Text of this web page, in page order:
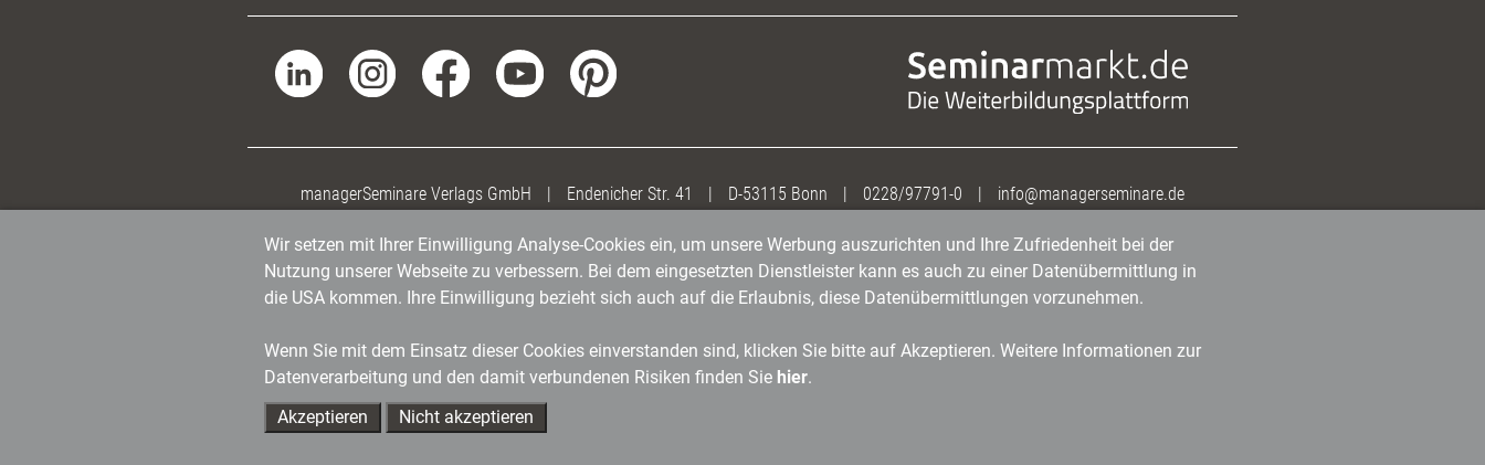
managerSeminare Verlags GmbH | Endenicher Str. 41 | D-53115 Bonn | 0228/97791-0 | info@managerseminare.de
Wir setzen mit Ihrer Einwilligung Analyse-Cookies ein, um unsere Werbung auszurichten und Ihre Zufriedenheit bei der
Nutzung unserer Webseite zu verbessern. Bei dem eingesetzten Dienstleister kann es auch zu einer Datenübermittlung in
die USA kommen. Ihre Einwilligung bezieht sich auch auf die Erlaubnis, diese Datenübermittlungen vorzunehmen.
Wenn Sie mit dem Einsatz dieser Cookies einverstanden sind, klicken Sie bitte auf Akzeptieren. Weitere Informationen zur
Datenverarbeitung und den damit verbundenen Risiken finden Sie hier.
Akzeptieren
Nicht akzeptieren